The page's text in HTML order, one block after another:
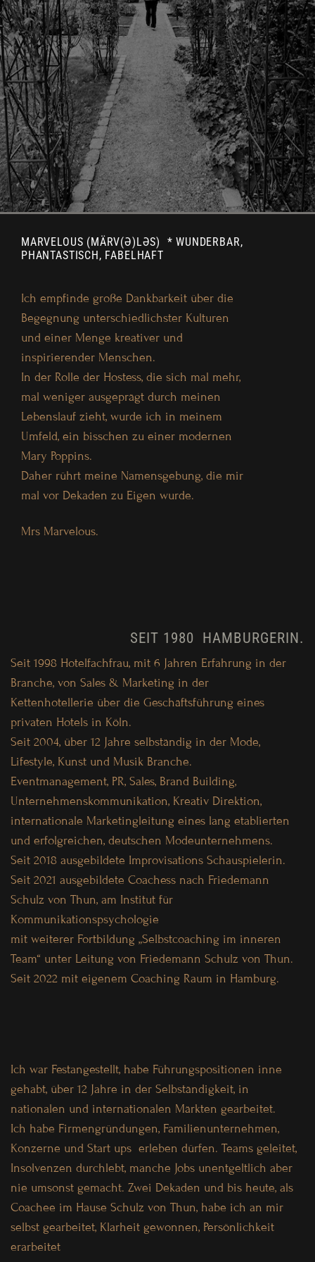
MARVELOUS (MÄRV(Ə)LƏS) * WUNDERBAR,
PHANTASTISCH, FABELHAFT
Ich empfinde große Dankbarkeit über die
Begegnung unterschiedlichster Kulturen
und einer Menge kreativer und
inspirierender Menschen.
In der Rolle der Hostess, die sich mal mehr,
mal weniger ausgeprägt durch meinen
Lebenslauf zieht, wurde ich in meinem
Umfeld, ein bisschen zu einer modernen
Mary Poppins.
Daher rührt meine Namensgebung, die mir
mal vor Dekaden zu Eigen wurde.
Mrs Marvelous.
SEIT 1980 HAMBURGERIN.
Seit 1998 Hotelfachfrau, mit 6 Jahren Erfahrung in der
Branche, von Sales & Marketing in der
Kettenhotellerie über die Geschäftsführung eines
privaten Hotels in Köln.
Seit 2004, über 12 Jahre selbständig in der Mode,
Lifestyle, Kunst und Musik Branche.
Eventmanagement, PR, Sales, Brand Building,
Unternehmenskommunikation, Kreativ Direktion,
internationale Marketingleitung eines lang etablierten
und erfolgreichen, deutschen Modeunternehmens.
Seit 2018 ausgebildete Improvisations Schauspielerin.
Seit 2021 ausgebildete Coachess nach Friedemann
Schulz von Thun, am Institut für
Kommunikationspsychologie
mit weiterer Fortbildung „Selbstcoaching im inneren
Team“ unter Leitung von Friedemann Schulz von Thun.
Seit 2022 mit eigenem Coaching Raum in Hamburg.
Ich war Festangestellt, habe Führungspositionen inne
gehabt, über 12 Jahre in der Selbständigkeit, in
nationalen und internationalen Märkten gearbeitet.
Ich habe Firmengründungen, Familienunternehmen,
Konzerne und Start ups erleben dürfen. Teams geleitet,
Insolvenzen durchlebt, manche Jobs unentgeltlich aber
nie umsonst gemacht. Zwei Dekaden und bis heute, als
Coachee im Hause Schulz von Thun, habe ich an mir
selbst gearbeitet, Klarheit gewonnen, Persönlichkeit
erarbeitet